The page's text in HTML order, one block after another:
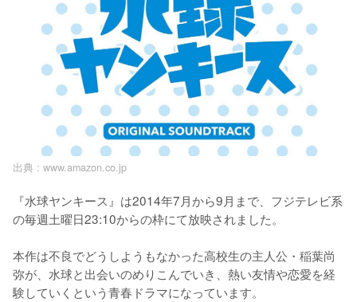
出典 : www.amazon.co.jp
『水球ヤンキース』は2014年7月から9月まで、フジテレビ系
の毎週土曜日23:10からの枠にて放映されました。
本作は不良でどうしようもなかった高校生の主人公・稲葉尚
弥が、水球と出会いのめりこんでいき、熱い友情や恋愛を経
験していくという青春ドラマになっています。